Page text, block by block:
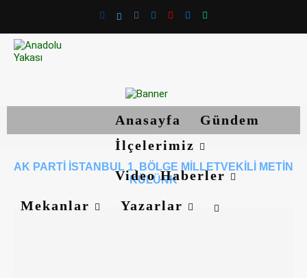
Anasayfa
Gündem
İlçelerimiz
Video Haberler
Mekanlar
Yazarlar
AK PARTI İSTANBUL 1. BÖLGE MILLETVEKILI METIN
KÜLÜNK